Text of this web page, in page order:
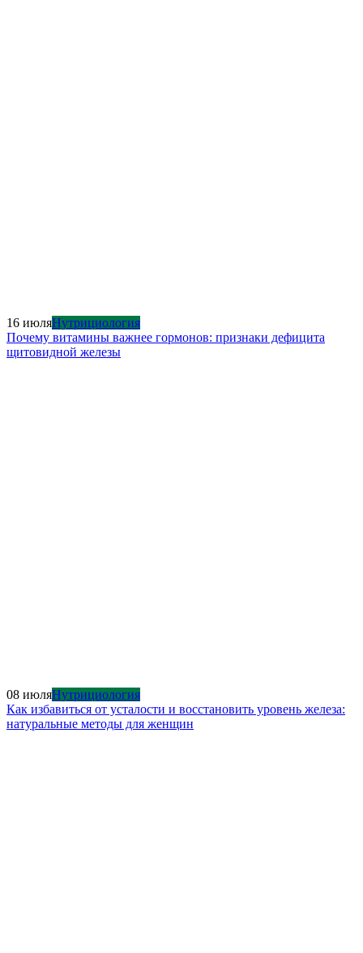
16 июляНутрициология
Почему витамины важнее гормонов: признаки дефицита
щитовидной железы
08 июляНутрициология
Как избавиться от усталости и восстановить уровень железа:
натуральные методы для женщин